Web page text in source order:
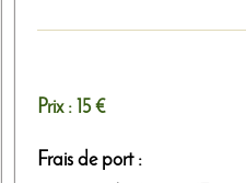
Prix : 15 €
Frais de port :